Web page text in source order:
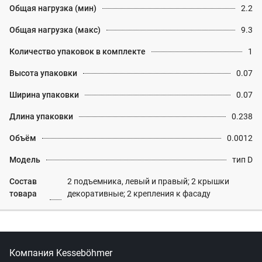
Общая нагрузка (мин) 2.2
Общая нагрузка (макс) 9.3
Количество упаковок в комплекте 1
Высота упаковки 0.07
Ширина упаковки 0.07
Длина упаковки 0.238
Объём 0.0012
Модель тип D
Состав
товара
2 подъемника, левый и правый; 2 крышки
декоративные; 2 крепления к фасаду
Компания Kesseböhmer